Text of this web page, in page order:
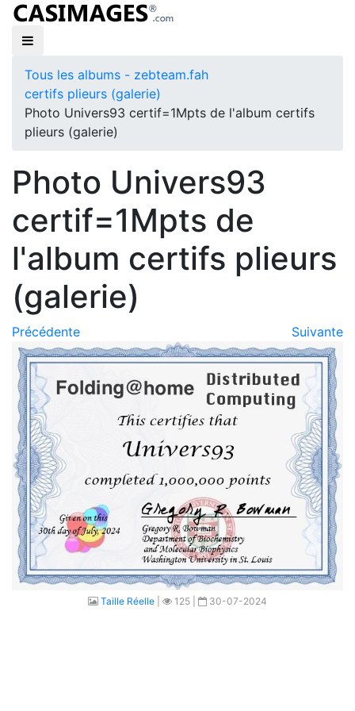
Tous les albums - zebteam.fah
certifs plieurs (galerie)
Photo Univers93 certif=1Mpts de l'album certifs
plieurs (galerie)
Photo Univers93
certif=1Mpts de
l'album certifs plieurs
(galerie)
Précédente Suivante
Taille Réelle 125 | 30-07-2024